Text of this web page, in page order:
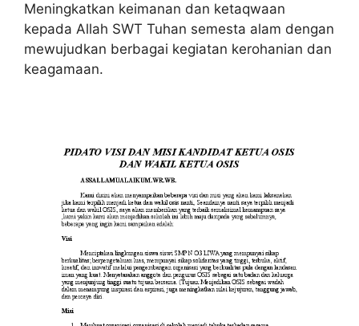
Meningkatkan keimanan dan ketaqwaan
kepada Allah SWT Tuhan semesta alam dengan
mewujudkan berbagai kegiatan kerohanian dan
keagamaan.